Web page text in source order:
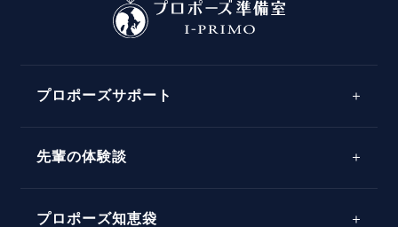
プロポーズサポート
先輩の体験談
プロポーズ知恵袋